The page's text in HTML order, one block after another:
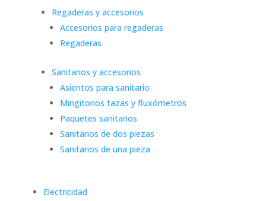
Regaderas y accesorios
Accesorios para regaderas
Regaderas
Sanitarios y accesorios
Asientos para sanitario
Mingitorios tazas y fluxómetros
Paquetes sanitarios
Sanitarios de dos piezas
Sanitarios de una pieza
Electricidad